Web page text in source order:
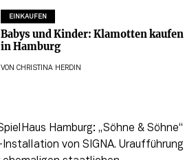
EINKAUFEN
Babys und Kinder: Klamotten kaufen
in Hamburg
VON CHRISTINA HERDIN